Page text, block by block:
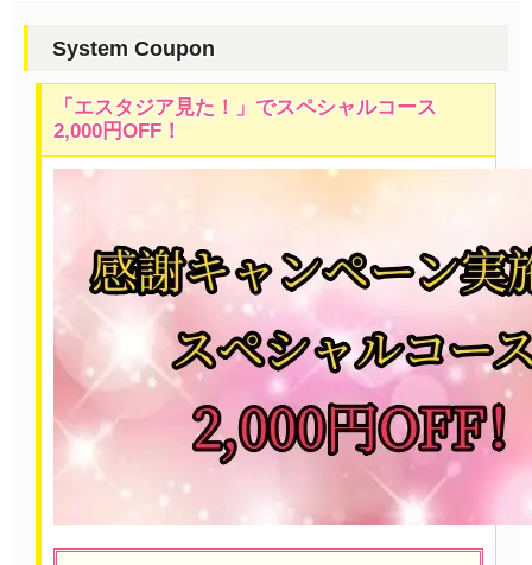
System Coupon
「エスタジア見た！」でスペシャルコース
2,000円OFF！